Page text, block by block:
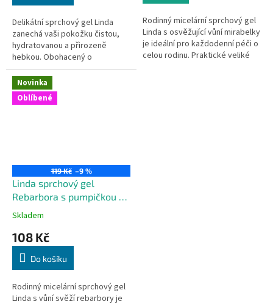
Delikátní sprchový gel Linda
zanechá vaši pokožku čistou,
hydratovanou a přirozeně
hebkou. Obohacený o
panthenol, prebiotika a pečující
hydratační komplex poskytuje
každodenní...
Rodinný micelární sprchový gel
Linda s osvěžující vůní mirabelky
je ideální pro každodenní péči o
celou rodinu. Praktické veliké
Novinka
Oblíbené
119 Kč –9 %
Linda sprchový gel
Rebarbora s pumpičkou 1
litr
Skladem
108 Kč
Do košíku
Rodinný micelární sprchový gel
Linda s vůní svěží rebarbory je